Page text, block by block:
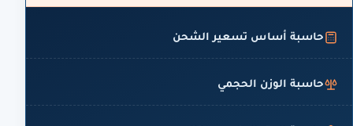
حاسبة أساس تسعير الشحن
حاسبة الوزن الحجمي